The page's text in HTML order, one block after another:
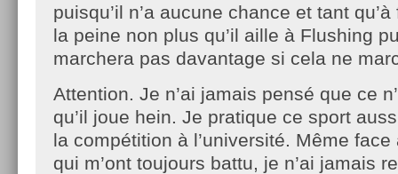
puisqu’il n’a aucune chance et tant
la peine non plus qu’il aille à Flushing
marchera pas davantage si cela ne
Attention. Je n’ai jamais pensé que ce
qu’il joue hein. Je pratique ce sport
la compétition à l’université. Même
qui m’ont toujours battu, je n’ai jamais